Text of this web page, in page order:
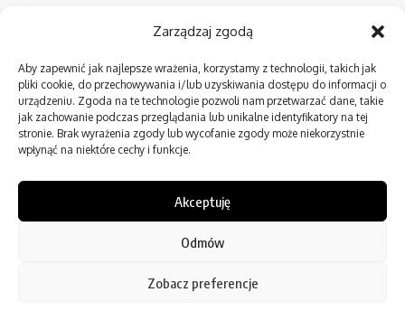
Zarządzaj zgodą
Aby zapewnić jak najlepsze wrażenia, korzystamy z technologii, takich jak
pliki cookie, do przechowywania i/lub uzyskiwania dostępu do informacji o
urządzeniu. Zgoda na te technologie pozwoli nam przetwarzać dane, takie
jak zachowanie podczas przeglądania lub unikalne identyfikatory na tej
stronie. Brak wyrażenia zgody lub wycofanie zgody może niekorzystnie
wpłynąć na niektóre cechy i funkcje.
Akceptuję
Odmów
Zobacz preferencje
Show More
//
P Blog – blog na temat firm i beznesu